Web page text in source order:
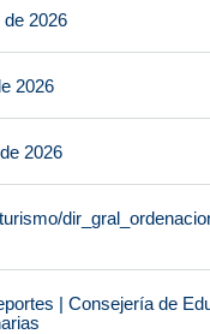
2026
2026
2026
| Consejería de